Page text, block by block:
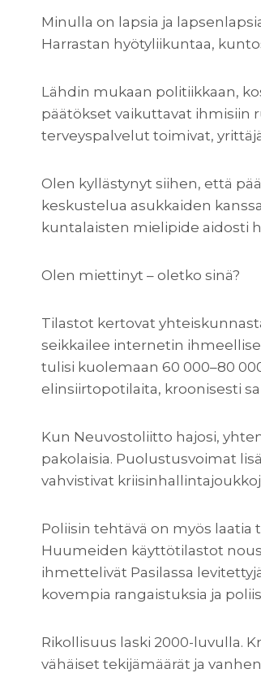
Minulla on lapsia ja
Harrastan hyötyliikuntaa,
Lähdin mukaan politiikkaan,
päätökset vaikuttavat ihmisiin
terveyspalvelut toimivat,
Olen kyllästynyt siihen, että
keskustelua asukkaiden
kuntalaisten mielipide aidosti
Olen miettinyt – oletko sinä?
Tilastot kertovat
seikkailee internetin
tulisi kuolemaan 60 000–80
elinsiirtopotilaita, kroonisesti
Kun Neuvostoliitto hajosi,
pakolaisia. Puolustusvoimat
vahvistivat
Poliisin tehtävä on myös laatia
Huumeiden käyttötilastot
ihmettelivät Pasilassa
kovempia rangaistuksia ja
Rikollisuus laski 2000-luvulla.
vähäiset tekijämäärät ja